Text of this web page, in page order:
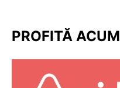
PROFITĂ ACUM